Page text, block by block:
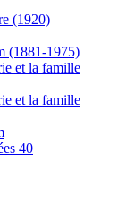
(1920)
(1881-1975)
et la famille
et la famille
40